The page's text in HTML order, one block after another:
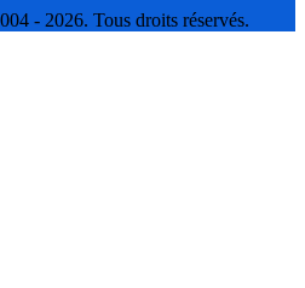
- 2026. Tous droits réservés.